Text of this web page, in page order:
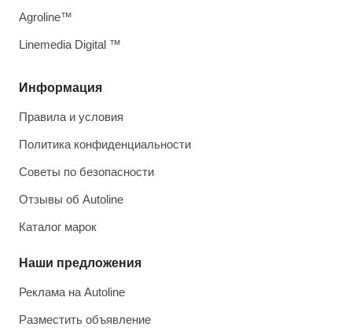
Информация
Правила и условия
Политика конфиденциальности
Советы по безопасности
Отзывы об Autoline
Каталог марок
Наши предложения
Реклама на Autoline
Разместить объявление
Agroline™
Linemedia Digital ™